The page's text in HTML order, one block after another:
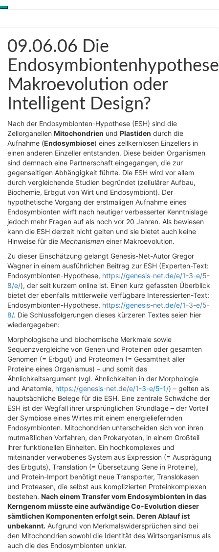
Toggle
Wissenschaft aus
Schöpfungsperspektive
09.06.06
Die
Endosymbiontenhypothese:
Makroevolution
oder
Intelligent
Design?
09.06.06 Die
Makroevolution oder
Intelligent Design?
Nach der Endosymbionten-Hypothese (ESH) sind die
Zellorganellen Mitochondrien und Plastiden durch die
Aufnahme (Endosymbiose) eines zellkernlosen Einzellers in
einen anderen Einzeller entstanden. Diese beiden Organismen
sind demnach eine Partnerschaft eingegangen, die zur
gegenseitigen Abhängigkeit führte. Die ESH wird vor allem
durch vergleichende Studien begründet (zellulärer Aufbau,
Biochemie, Erbgut von Wirt und Endosymbiont). Der
hypothetische Vorgang der erstmaligen Aufnahme eines
Endosymbionten wirft nach heutiger verbesserter Kenntnislage
jedoch mehr Fragen auf als noch vor 20 Jahren. Als bewiesen
kann die ESH derzeit nicht gelten und sie bietet auch keine
Hinweise für die Mechanismen einer Makroevolution.
Zu dieser Einschätzung gelangt Genesis-Net-Autor Gregor
Wagner in einem ausführlichen Beitrag zur ESH (Experten-Text:
Endosymbionten-Hypothese, https://genesis-net.de/e/1-3-e/5-
8/e/), der seit kurzem online ist. Einen kurz gefassten Überblick
bietet der ebenfalls mittlerweile verfügbare Interessierten-Text:
Endosymbionten-Hypothese, https://genesis-net.de/e/1-3-e/5-
8/. Die Schlussfolgerungen dieses kürzeren Textes seien hier
wiedergegeben:
Morphologische und biochemische Merkmale sowie
Sequenzvergleiche von Genen und Proteinen oder gesamten
Genomen (= Erbgut) und Proteomen (= Gesamtheit aller
Proteine eines Organismus) – und somit das
Ähnlichkeitsargument (vgl. Ähnlichkeiten in der Morphologie
und Anatomie, https://genesis-net.de/e/1-3-e/5-1/) – gelten als
hauptsächliche Belege für die ESH. Eine zentrale Schwäche der
ESH ist der Wegfall ihrer ursprünglichen Grundlage – der Vorteil
der Symbiose eines Wirtes mit einem energieliefernden
Endosymbionten. Mitochondrien unterscheiden sich von ihren
mutmaßlichen Vorfahren, den Prokaryoten, in einem Großteil
ihrer funktionellen Einheiten. Ein hochkomplexes und
miteinander verwobenes System aus Expression (= Ausprägung
des Erbguts), Translation (= Übersetzung Gene in Proteine),
und Protein-Import benötigt neue Transporter, Translokasen
und Proteasen, die selbst aus komplizierten Proteinkomplexen
bestehen. Nach einem Transfer vom Endosymbionten in das
Kerngenom müsste eine aufwändige Co-Evolution dieser
sämtlichen Komponenten erfolgt sein. Deren Ablauf ist
unbekannt. Aufgrund von Merkmalswidersprüchen sind bei
den Mitochondrien sowohl die Identität des Wirtsorganismus als
auch die des Endosymbionten unklar.